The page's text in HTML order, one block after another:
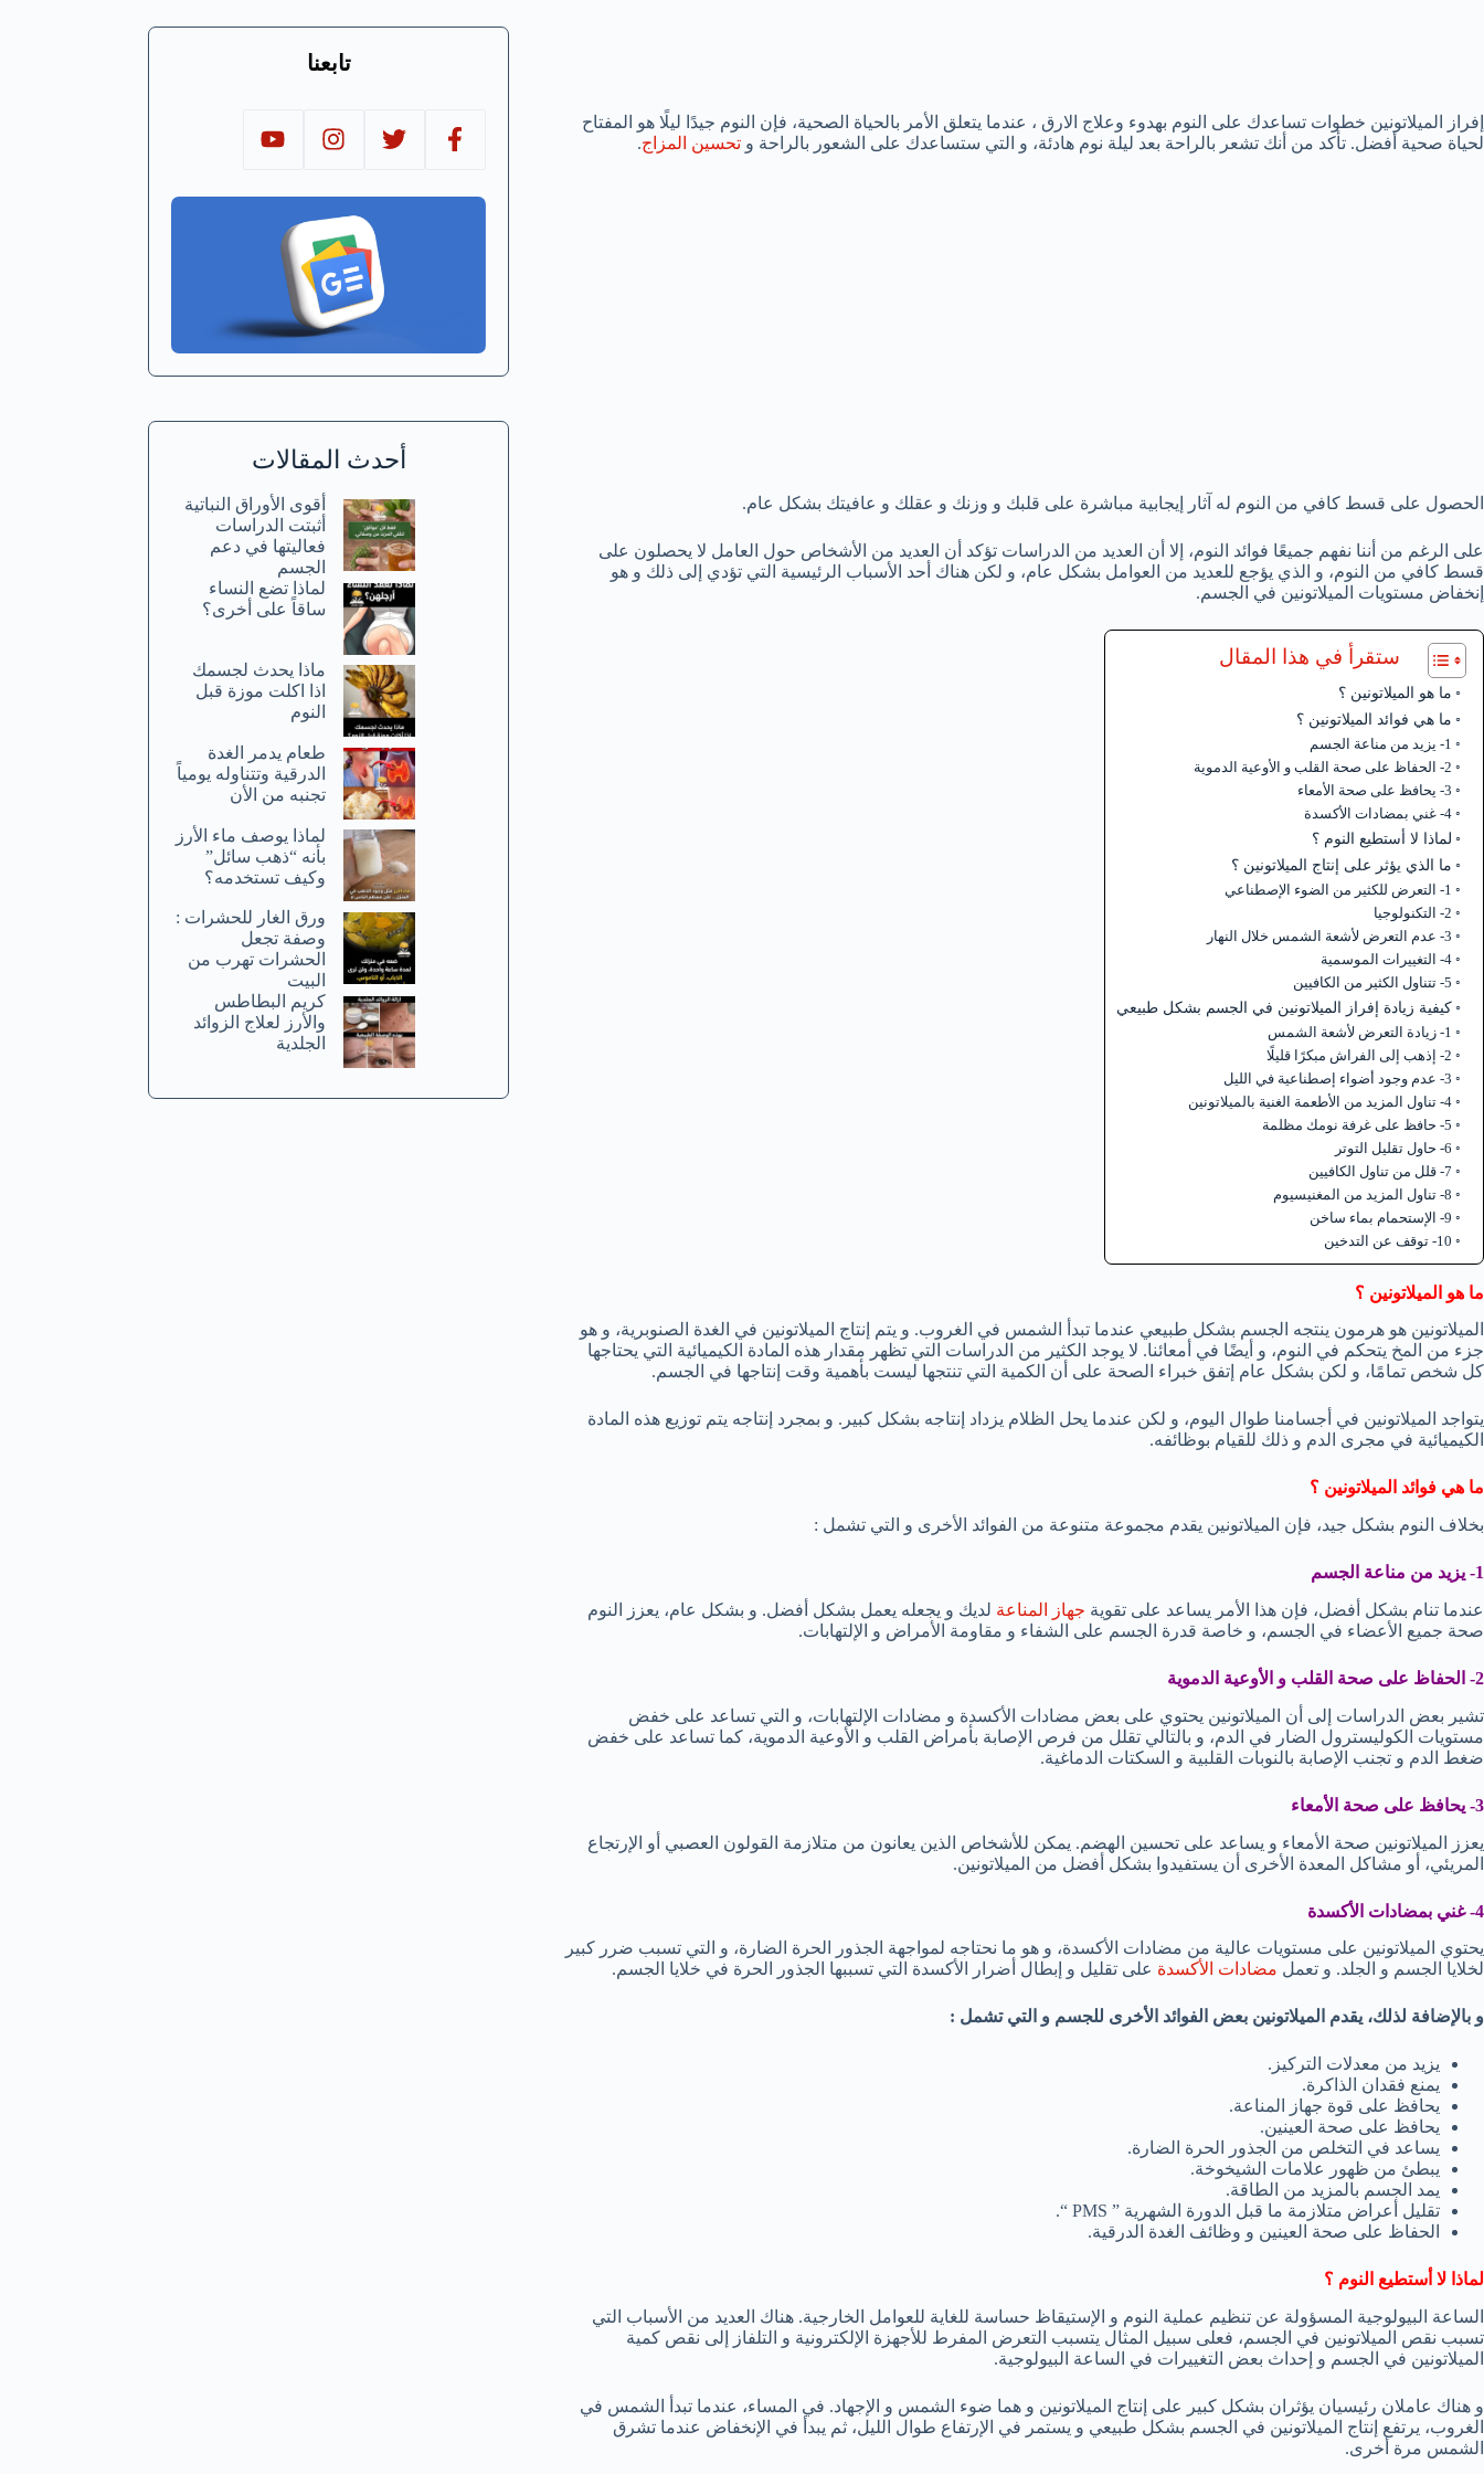
إفراز الميلاتونين خطوات تساعدك على النوم بهدوء وعلاج الارق ، عندما يتعلق الأمر بالحياة الصحية، فإن النوم جيدًا ليلًا هو المفتاح
لحياة صحية أفضل. تأكد من أنك تشعر بالراحة بعد ليلة نوم هادئة، و التي ستساعدك على الشعور بالراحة و تحسين المزاج.
الحصول على قسط كافي من النوم له آثار إيجابية مباشرة على قلبك و وزنك و عقلك و عافيتك بشكل عام.
على الرغم من أننا نفهم جميعًا فوائد النوم، إلا أن العديد من الدراسات تؤكد أن العديد من الأشخاص حول العامل لا يحصلون على
قسط كافي من النوم، و الذي يؤجع للعديد من العوامل بشكل عام، و لكن هناك أحد الأسباب الرئيسية التي تؤدي إلى ذلك و هو
إنخفاض مستويات الميلاتونين في الجسم.
ستقرأ في هذا المقال
ما هو الميلاتونين ؟
ما هي فوائد الميلاتونين ؟
1- يزيد من مناعة الجسم
2- الحفاظ على صحة القلب و الأوعية الدموية
3- يحافظ على صحة الأمعاء
4- غني بمضادات الأكسدة
لماذا لا أستطيع النوم ؟
ما الذي يؤثر على إنتاج الميلاتونين ؟
1- التعرض للكثير من الضوء الإصطناعي
2- التكنولوجيا
3- عدم التعرض لأشعة الشمس خلال النهار
4- التغييرات الموسمية
5- تتناول الكثير من الكافيين
كيفية زيادة إفراز الميلاتونين في الجسم بشكل طبيعي
1- زيادة التعرض لأشعة الشمس
2- إذهب إلى الفراش مبكرًا قليلًا
3- عدم وجود أضواء إصطناعية في الليل
4- تناول المزيد من الأطعمة الغنية بالميلاتونين
5- حافظ على غرفة نومك مظلمة
6- حاول تقليل التوتر
7- قلل من تناول الكافيين
8- تناول المزيد من المغنيسيوم
9- الإستحمام بماء ساخن
10- توقف عن التدخين
ما هو الميلاتونين ؟
الميلاتونين هو هرمون ينتجه الجسم بشكل طبيعي عندما تبدأ الشمس في الغروب. و يتم إنتاج الميلاتونين في الغدة الصنوبرية، و هو
جزء من المخ يتحكم في النوم، و أيضًا في أمعائنا. لا يوجد الكثير من الدراسات التي تظهر مقدار هذه المادة الكيميائية التي يحتاجها
كل شخص تمامًا، و لكن بشكل عام إتفق خبراء الصحة على أن الكمية التي تنتجها ليست بأهمية وقت إنتاجها في الجسم.
يتواجد الميلاتونين في أجسامنا طوال اليوم، و لكن عندما يحل الظلام يزداد إنتاجه بشكل كبير. و بمجرد إنتاجه يتم توزيع هذه المادة
الكيميائية في مجرى الدم و ذلك للقيام بوظائفه.
ما هي فوائد الميلاتونين ؟
بخلاف النوم بشكل جيد، فإن الميلاتونين يقدم مجموعة متنوعة من الفوائد الأخرى و التي تشمل :
1- يزيد من مناعة الجسم
عندما تنام بشكل أفضل، فإن هذا الأمر يساعد على تقوية جهاز المناعة لديك و يجعله يعمل بشكل أفضل. و بشكل عام، يعزز النوم
صحة جميع الأعضاء في الجسم، و خاصة قدرة الجسم على الشفاء و مقاومة الأمراض و الإلتهابات.
2- الحفاظ على صحة القلب و الأوعية الدموية
تشير بعض الدراسات إلى أن الميلاتونين يحتوي على بعض مضادات الأكسدة و مضادات الإلتهابات، و التي تساعد على خفض
مستويات الكوليسترول الضار في الدم، و بالتالي تقلل من فرص الإصابة بأمراض القلب و الأوعية الدموية، كما تساعد على خفض
ضغط الدم و تجنب الإصابة بالنوبات القلبية و السكتات الدماغية.
3- يحافظ على صحة الأمعاء
يعزز الميلاتونين صحة الأمعاء و يساعد على تحسين الهضم. يمكن للأشخاص الذين يعانون من متلازمة القولون العصبي أو الإرتجاع
المريئي، أو مشاكل المعدة الأخرى أن يستفيدوا بشكل أفضل من الميلاتونين.
4- غني بمضادات الأكسدة
يحتوي الميلاتونين على مستويات عالية من مضادات الأكسدة، و هو ما نحتاجه لمواجهة الجذور الحرة الضارة، و التي تسبب ضرر كبير
لخلايا الجسم و الجلد. و تعمل مضادات الأكسدة على تقليل و إبطال أضرار الأكسدة التي تسببها الجذور الحرة في خلايا الجسم.
و بالإضافة لذلك، يقدم الميلاتونين بعض الفوائد الأخرى للجسم و التي تشمل :
يزيد من معدلات التركيز.
يمنع فقدان الذاكرة.
يحافظ على قوة جهاز المناعة.
يحافظ على صحة العينين.
يساعد في التخلص من الجذور الحرة الضارة.
يبطئ من ظهور علامات الشيخوخة.
يمد الجسم بالمزيد من الطاقة.
تقليل أعراض متلازمة ما قبل الدورة الشهرية ” PMS “.
الحفاظ على صحة العينين و وظائف الغدة الدرقية.
لماذا لا أستطيع النوم ؟
الساعة البيولوجية المسؤولة عن تنظيم عملية النوم و الإستيقاظ حساسة للغاية للعوامل الخارجية. هناك العديد من الأسباب التي
تسبب نقص الميلاتونين في الجسم، فعلى سبيل المثال يتسبب التعرض المفرط للأجهزة الإلكترونية و التلفاز إلى نقص كمية
الميلاتونين في الجسم و إحداث بعض التغييرات في الساعة البيولوجية.
و هناك عاملان رئيسيان يؤثران بشكل كبير على إنتاج الميلاتونين و هما ضوء الشمس و الإجهاد. في المساء، عندما تبدأ الشمس في
الغروب، يرتفع إنتاج الميلاتونين في الجسم بشكل طبيعي و يستمر في الإرتفاع طوال الليل، ثم يبدأ في الإنخفاض عندما تشرق
الشمس مرة أخرى.
تابعنا
أحدث المقالات
أقوى الأوراق النباتية
أثبتت الدراسات
فعاليتها في دعم
الجسم
لماذا تضع النساء
ساقاً على أخرى؟
ماذا يحدث لجسمك
اذا اكلت موزة قبل
النوم
طعام يدمر الغدة
الدرقية وتتناوله يومياً
تجنبه من الأن
لماذا يوصف ماء الأرز
بأنه “ذهب سائل”
وكيف تستخدمه؟
ورق الغار للحشرات :
وصفة تجعل
الحشرات تهرب من
البيت
كريم البطاطس
والأرز لعلاج الزوائد
الجلدية